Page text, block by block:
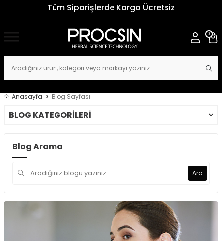
Tüm Siparişlerde Kargo Ücretsiz
0
Anasayfa Blog Sayfası
BLOG KATEGORILERI
Blog Arama
Ara